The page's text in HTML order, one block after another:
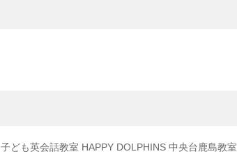
子ども英会話教室 HAPPY DOLPHINS 中央台鹿島教室